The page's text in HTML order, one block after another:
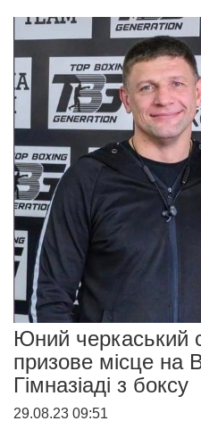
Юний черкаський
призове місце на
Гімназіаді з боксу
29.08.23 09:51